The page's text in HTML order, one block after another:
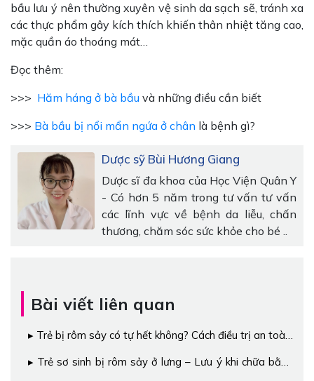
bầu lưu ý nên thường xuyên vệ sinh da sạch sẽ, tránh xa
các thực phẩm gây kích thích khiến thân nhiệt tăng cao,
mặc quần áo thoáng mát…
Đọc thêm:
>>> Hăm háng ở bà bầu và những điều cần biết
>>> Bà bầu bị nổi mẩn ngứa ở chân là bệnh gì?
Dược sỹ Bùi Hương Giang
Dược sĩ đa khoa của Học Viện Quân Y
- Có hơn 5 năm trong tư vấn tư vấn
các lĩnh vực về bệnh da liễu, chấn
thương, chăm sóc sức khỏe cho bé ..
Bài viết liên quan
Trẻ bị rôm sảy có tự hết không? Cách điều trị an toàn,
Trẻ sơ sinh bị rôm sảy ở lưng – Lưu ý khi chữa bằng